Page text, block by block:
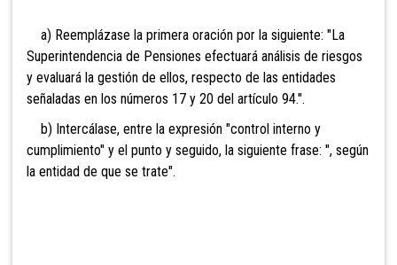
a) Reemplázase la primera oración por la siguiente: "La
Superintendencia de Pensiones efectuará análisis de riesgos
y evaluará la gestión de ellos, respecto de las entidades
señaladas en los números 17 y 20 del artículo 94.".
b) Intercálase, entre la expresión "control interno y
cumplimiento" y el punto y seguido, la siguiente frase: ", según
la entidad de que se trate".